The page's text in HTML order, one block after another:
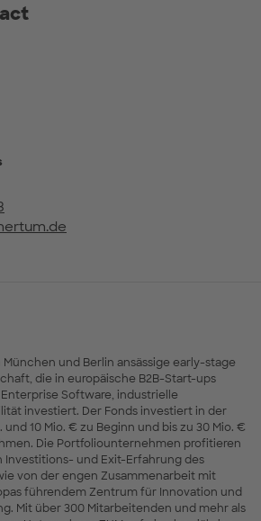
München und Berlin ansässige early-stage
die in europäische B2B-Start-ups
Software, industrielle
investiert. Der Fonds investiert in der
und 10 Mio. € zu Beginn und bis zu 30 Mio. €
Die Portfoliounternehmen profitieren
und Exit-Erfahrung des
von der engen Zusammenarbeit mit
führendem Zentrum für Innovation und
Mit über 300 Mitarbeitenden und mehr als